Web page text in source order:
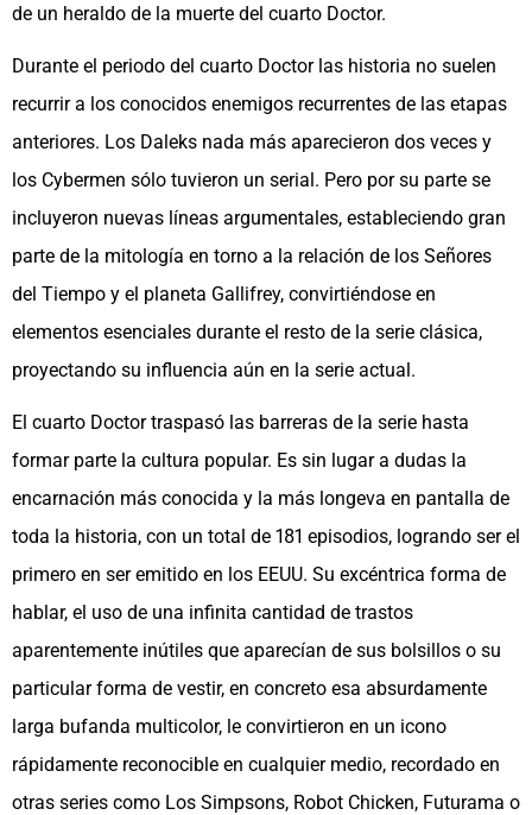
de un heraldo de la muerte del cuarto Doctor.
Durante el periodo del cuarto Doctor las historia no suelen
recurrir a los conocidos enemigos recurrentes de las etapas
anteriores. Los Daleks nada más aparecieron dos veces y
los Cybermen sólo tuvieron un serial. Pero por su parte se
incluyeron nuevas líneas argumentales, estableciendo gran
parte de la mitología en torno a la relación de los Señores
del Tiempo y el planeta Gallifrey, convirtiéndose en
elementos esenciales durante el resto de la serie clásica,
proyectando su influencia aún en la serie actual.
El cuarto Doctor traspasó las barreras de la serie hasta
formar parte la cultura popular. Es sin lugar a dudas la
encarnación más conocida y la más longeva en pantalla de
toda la historia, con un total de 181 episodios, logrando ser el
primero en ser emitido en los EEUU. Su excéntrica forma de
hablar, el uso de una infinita cantidad de trastos
aparentemente inútiles que aparecían de sus bolsillos o su
particular forma de vestir, en concreto esa absurdamente
larga bufanda multicolor, le convirtieron en un icono
rápidamente reconocible en cualquier medio, recordado en
otras series como Los Simpsons, Robot Chicken, Futurama o